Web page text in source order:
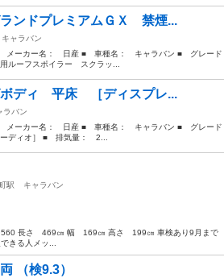
ランドプレミアムＧＸ 禁煙...
キャラバン
ーカー名： 日産 ■ 車種名： キャラバン ■ グレード
ーフスポイラー スクラッ...
ディ 平床 ［ディスプレ...
ラバン
ーカー名： 日産 ■ 車種名： キャラバン ■ グレード
ディオ］ ■ 排気量： 2...
駅 キャラバン
長さ 469㎝ 幅 169㎝ 高さ 199㎝ 車検あり9月まで
きる人メッ...
（検9.3）